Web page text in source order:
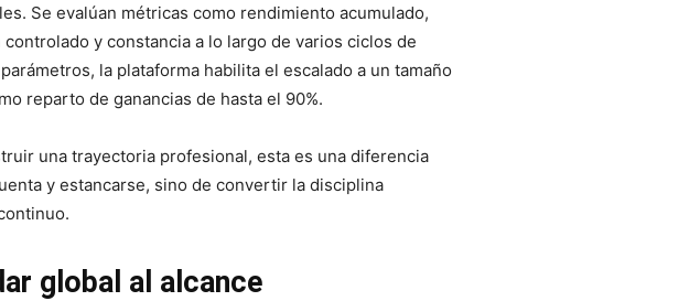
Se evalúan métricas como rendimiento acumulado,
y constancia a lo largo de varios ciclos de
la plataforma habilita el escalado a un tamaño
reparto de ganancias de hasta el 90%.
una trayectoria profesional, esta es una diferencia
y estancarse, sino de convertir la disciplina
global al alcance